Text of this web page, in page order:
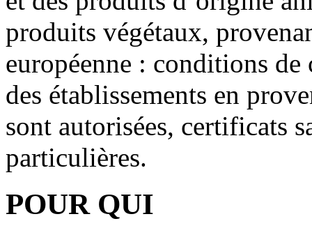
produits végétaux,
européenne : conditions
des établissements en
sont autorisées, certificats
particulières.
POUR QUI